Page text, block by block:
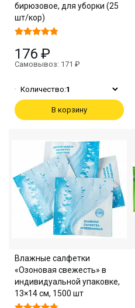
бирюзовое, для уборки (25
шт/кор)
176 ₽
Самовывоз: 171 ₽
Количество:1
В корзину
Влажные салфетки
«Озоновая свежесть» в
индивидуальной упаковке,
13×14 см, 1500 шт